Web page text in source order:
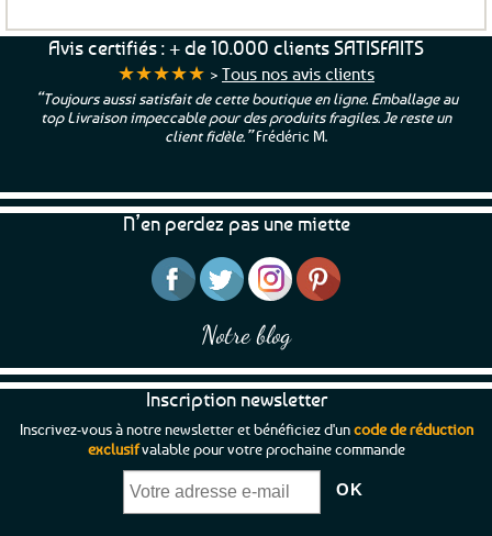
a
plusieurs
variations.
Les
options
choisies
sur
page
du
Avis certifiés : + de 10.000 clients SATISFAITS
★★★★★ > Tous nos avis clients
“Toujours aussi satisfait de cette boutique en ligne. Emballage au
top Livraison impeccable pour des produits fragiles. Je reste un
client fidèle.”Frédéric M.
N’en perdez pas une miette
Notre blog
Inscription newsletter
Inscrivez-vous à notre newsletter et bénéficiez d'uncode de réduction
exclusifvalable pour votre prochaine commande